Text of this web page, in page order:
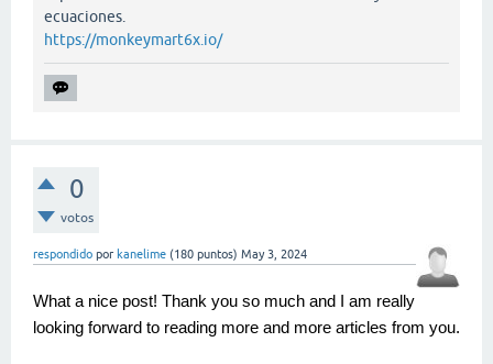
ecuaciones.
https://monkeymart6x.io/
0
votos
respondido por kanelime (180 puntos) May 3, 2024
What a nice post! Thank you so much and I am really
looking forward to reading more and more articles from you.